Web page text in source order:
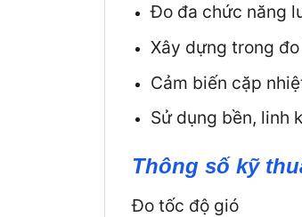
Đo đa chức năng
Xây dựng trong
Cảm biến cặp
Sử dụng bền, linh
Thông số kỹ
Đo tốc độ gió